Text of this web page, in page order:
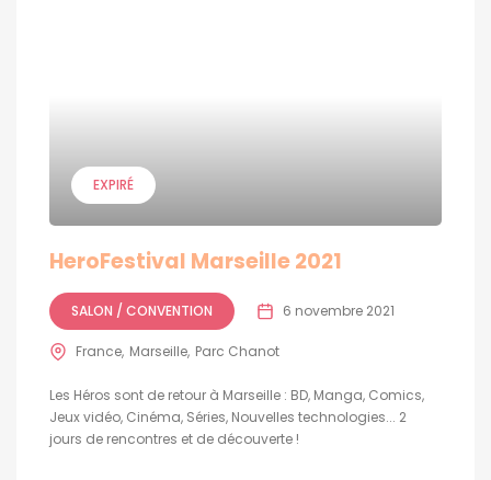
EXPIRÉ
HeroFestival Marseille 2021
SALON / CONVENTION 6 novembre 2021
France Marseille Parc Chanot
Les Héros sont de retour à Marseille : BD, Manga, Comics,
Jeux vidéo, Cinéma, Séries, Nouvelles technologies... 2
jours de rencontres et de découverte !